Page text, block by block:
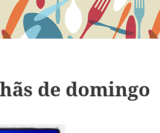
de domingo